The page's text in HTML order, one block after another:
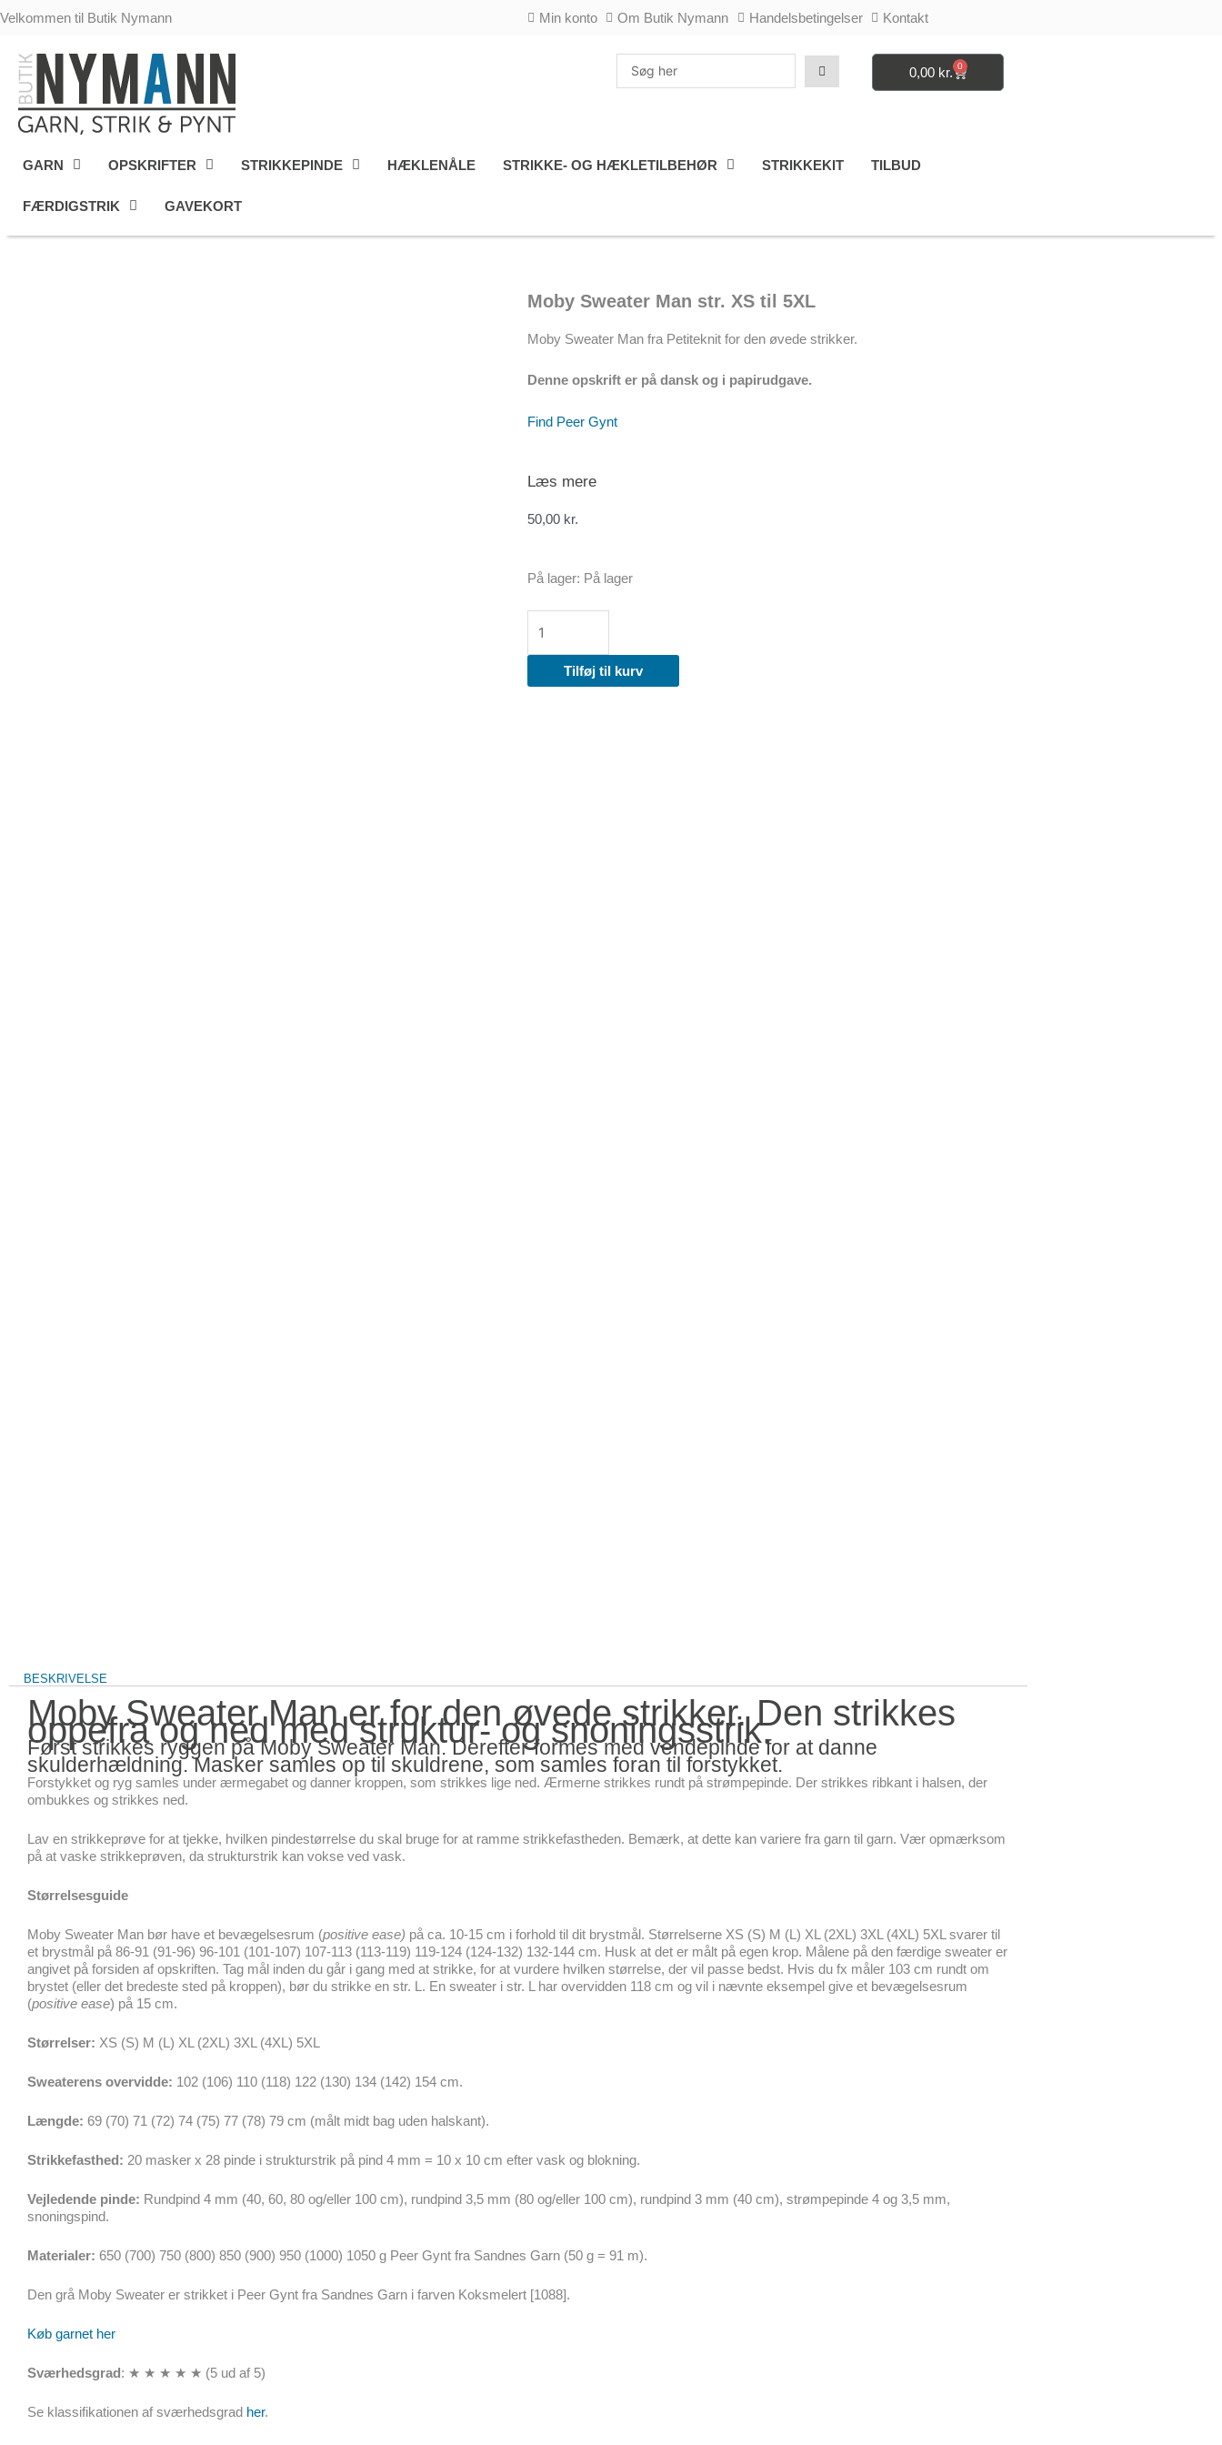
til
Velkommen til Butik Nymann Min konto Om Butik Nymann Handelsbetingelser Kontakt
0,00 kr. 0
Kurv
GARN OPSKRIFTER STRIKKEPINDE HÆKLENÅLE STRIKKE- OG HÆKLETILBEHØR STRIKKEKIT TILBUD
FÆRDIGSTRIK GAVEKORT
Moby Sweater Man str. XS til 5XL
Moby Sweater Man fra Petiteknit for den øvede strikker.
Denne opskrift er på dansk og i papirudgave.
Find Peer Gynt
Læs mere
50,00 kr.
På lager: På lager
Moby
Man
str.
Tilføj til kurv
BESKRIVELSE
Moby Sweater Man er for den øvede strikker. Den strikkes
oppefra og ned med struktur- og snoningsstrik.
Først strikkes ryggen på Moby Sweater Man. Derefter formes med vendepinde for at danne
skulderhældning. Masker samles op til skuldrene, som samles foran til forstykket.
Forstykket og ryg samles under ærmegabet og danner kroppen, som strikkes lige ned. Ærmerne strikkes rundt på strømpepinde. Der strikkes ribkant i halsen, der
ombukkes og strikkes ned.
Lav en strikkeprøve for at tjekke, hvilken pindestørrelse du skal bruge for at ramme strikkefastheden. Bemærk, at dette kan variere fra garn til garn. Vær opmærksom
på at vaske strikkeprøven, da strukturstrik kan vokse ved vask.
Størrelsesguide
Moby Sweater Man bør have et bevægelsesrum (positive ease) på ca. 10-15 cm i forhold til dit brystmål. Størrelserne XS (S) M (L) XL (2XL) 3XL (4XL) 5XL svarer til
et brystmål på 86-91 (91-96) 96-101 (101-107) 107-113 (113-119) 119-124 (124-132) 132-144 cm. Husk at det er målt på egen krop. Målene på den færdige sweater er
angivet på forsiden af opskriften. Tag mål inden du går i gang med at strikke, for at vurdere hvilken størrelse, der vil passe bedst. Hvis du fx måler 103 cm rundt om
brystet (eller det bredeste sted på kroppen), bør du strikke en str. L. En sweater i str. L har overvidden 118 cm og vil i nævnte eksempel give et bevægelsesrum
(positive ease) på 15 cm.
Størrelser: XS (S) M (L) XL (2XL) 3XL (4XL) 5XL
Sweaterens overvidde: 102 (106) 110 (118) 122 (130) 134 (142) 154 cm.
Længde: 69 (70) 71 (72) 74 (75) 77 (78) 79 cm (målt midt bag uden halskant).
Strikkefasthed: 20 masker x 28 pinde i strukturstrik på pind 4 mm = 10 x 10 cm efter vask og blokning.
Vejledende pinde: Rundpind 4 mm (40, 60, 80 og/eller 100 cm), rundpind 3,5 mm (80 og/eller 100 cm), rundpind 3 mm (40 cm), strømpepinde 4 og 3,5 mm,
snoningspind.
Materialer: 650 (700) 750 (800) 850 (900) 950 (1000) 1050 g Peer Gynt fra Sandnes Garn (50 g = 91 m).
Den grå Moby Sweater er strikket i Peer Gynt fra Sandnes Garn i farven Koksmelert [1088].
Køb garnet her
Sværhedsgrad: ★ ★ ★ ★ ★ (5 ud af 5)
Se klassifikationen af sværhedsgrad her.